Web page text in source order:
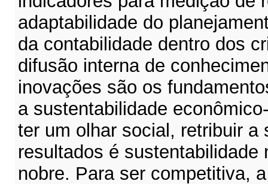
adaptabilidade do
da contabilidade dentro dos
difusão interna de
inovações são os
a sustentabilidade
ter um olhar social, retribuir a
resultados é sustentabilidade
nobre. Para ser competitiva,